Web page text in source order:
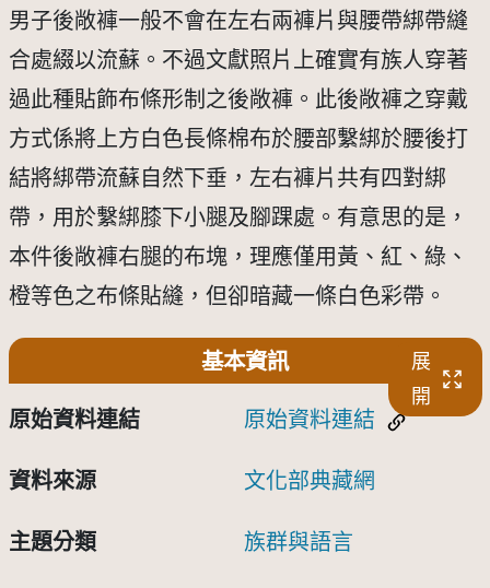
男子後敞褲一般不會在左右兩褲片與腰帶綁帶縫
合處綴以流蘇。不過文獻照片上確實有族人穿著
過此種貼飾布條形制之後敞褲。此後敞褲之穿戴
方式係將上方白色長條棉布於腰部繫綁於腰後打
結將綁帶流蘇自然下垂，左右褲片共有四對綁
帶，用於繫綁膝下小腿及腳踝處。有意思的是，
本件後敞褲右腿的布塊，理應僅用黃、紅、綠、
橙等色之布條貼縫，但卻暗藏一條白色彩帶。
基本資訊
展
開
原始資料連結 原始資料連結
資料來源 文化部典藏網
主題分類 族群與語言